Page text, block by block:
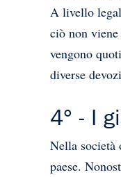
A livello
ciò non
vengono
diverse
4° - I
Nella società
paese.